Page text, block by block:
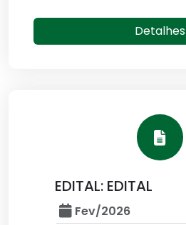
Detalhes
EDITAL: EDITAL
Fev/2026